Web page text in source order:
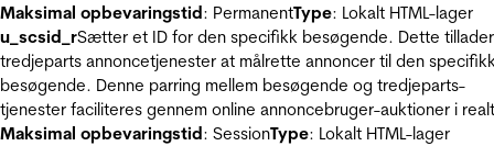
Maksimal opbevaringstid: PermanentType: Lokalt HTML-lager
u_scsid_rSætter et ID for den specifikk besøgende. Dette tillader
tredjeparts annoncetjenester at målrette annoncer til den
besøgende. Denne parring mellem besøgende og tredjeparts-
tjenester faciliteres gennem online annoncebruger-auktioner i
Maksimal opbevaringstid: SessionType: Lokalt HTML-lager